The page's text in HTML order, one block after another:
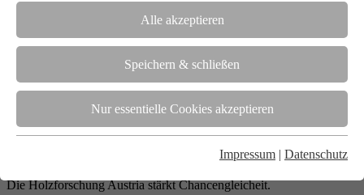
Alle akzeptieren
Speichern & schließen
Nur essentielle Cookies akzeptieren
Impressum | Datenschutz
Die Holzforschung Austria ist akkreditierte Prüf-, Inspektions- und
Team
Unsere gesamte Kompetenz ist in unseren Mitarbeiter:innen
gebündelt
Die Holzforschung Austria stärkt Chancengleicheit.